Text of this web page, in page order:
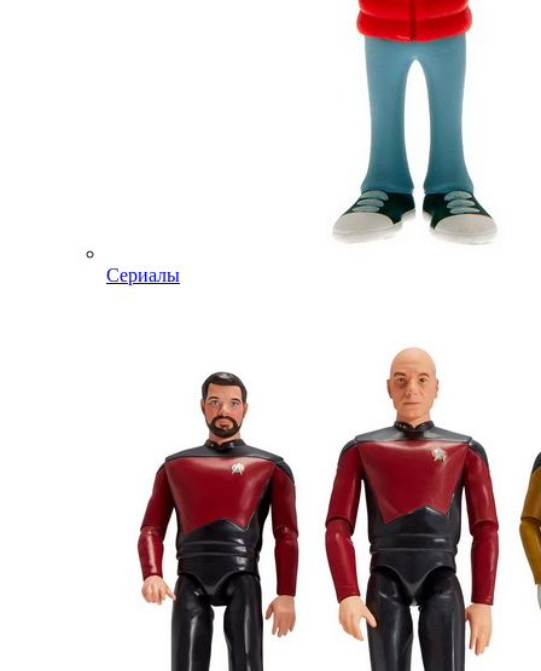
Сериалы